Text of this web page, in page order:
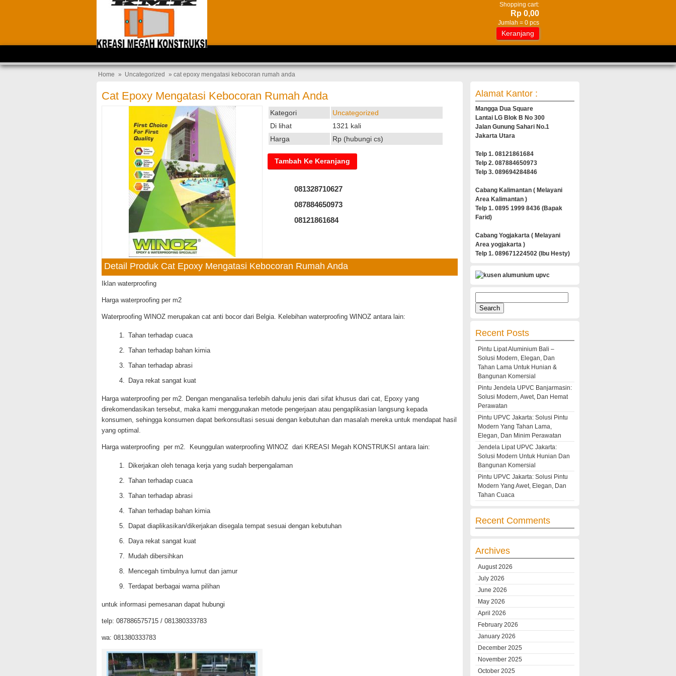
Shopping cart:
Rp 0,00
Jumlah = 0 pcs
Keranjang
Home » Uncategorized » cat epoxy mengatasi kebocoran rumah anda
Cat Epoxy Mengatasi Kebocoran Rumah Anda
Kategori
Uncategorized
Di lihat
1321 kali
Harga
Rp (hubungi cs)
081328710627
087884650973
08121861684
Detail Produk Cat Epoxy Mengatasi Kebocoran Rumah Anda
Iklan waterproofing
Harga waterproofing per m2
Waterproofing WINOZ merupakan cat anti bocor dari Belgia. Kelebihan waterproofing WINOZ antara lain:
Tahan terhadap cuaca
Tahan terhadap bahan kimia
Tahan terhadap abrasi
Daya rekat sangat kuat
Harga waterproofing per m2. Dengan menganalisa terlebih dahulu jenis dari sifat khusus dari cat, Epoxy yang
direkomendasikan tersebut, maka kami menggunakan metode pengerjaan atau pengaplikasian langsung kepada
konsumen, sehingga konsumen dapat berkonsultasi sesuai dengan kebutuhan dan masalah mereka untuk mendapat hasil
yang optimal.
Harga waterproofing per m2. Keunggulan waterproofing WINOZ dari KREASI Megah KONSTRUKSI antara lain:
Dikerjakan oleh tenaga kerja yang sudah berpengalaman
Tahan terhadap cuaca
Tahan terhadap abrasi
Tahan terhadap bahan kimia
Dapat diaplikasikan/dikerjakan disegala tempat sesuai dengan kebutuhan
Daya rekat sangat kuat
Mudah dibersihkan
Mencegah timbulnya lumut dan jamur
Terdapat berbagai warna pilihan
untuk informasi pemesanan dapat hubungi
telp: 087886575715 / 081380333783
wa: 081380333783
Alamat Kantor :
Mangga Dua Square
Lantai LG Blok B No 300
Jalan Gunung Sahari No.1
Jakarta Utara
Telp 1. 08121861684
Telp 2. 087884650973
Telp 3. 089694284846
Cabang Kalimantan ( Melayani
Area Kalimantan )
Telp 1. 0895 1999 8436 (Bapak
Farid)
Cabang Yogjakarta ( Melayani
Area yogjakarta )
Telp 1. 089671224502 (Ibu Hesty)
for:
Recent Posts
Pintu Lipat Aluminium Bali –
Solusi Modern, Elegan, Dan
Tahan Lama Untuk Hunian &
Bangunan Komersial
Pintu Jendela UPVC Banjarmasin:
Solusi Modern, Awet, Dan Hemat
Perawatan
Pintu UPVC Jakarta: Solusi Pintu
Modern Yang Tahan Lama,
Elegan, Dan Minim Perawatan
Jendela Lipat UPVC Jakarta:
Solusi Modern Untuk Hunian Dan
Bangunan Komersial
Pintu UPVC Jakarta: Solusi Pintu
Modern Yang Awet, Elegan, Dan
Tahan Cuaca
Recent Comments
Archives
August 2026
July 2026
June 2026
May 2026
April 2026
February 2026
January 2026
December 2025
November 2025
October 2025